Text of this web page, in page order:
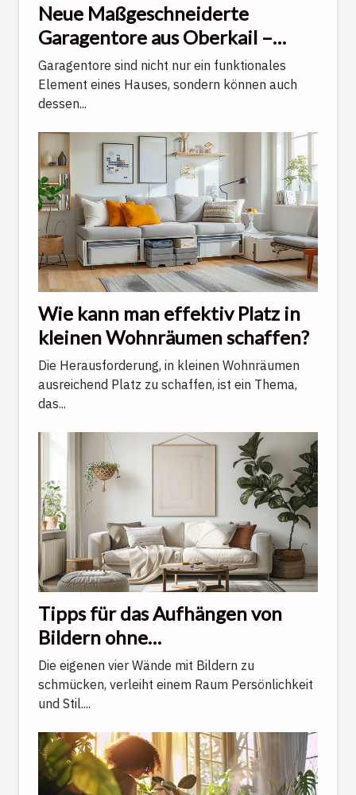
Neue Maßgeschneiderte
Garagentore aus Oberkail –
Innovationen im Überblick
Garagentore sind nicht nur ein funktionales
Element eines Hauses, sondern können auch
dessen...
Wie kann man effektiv Platz in
kleinen Wohnräumen schaffen?
Die Herausforderung, in kleinen Wohnräumen
ausreichend Platz zu schaffen, ist ein Thema,
das...
Tipps für das Aufhängen von
Bildern ohne
Wandbeschädigung
Die eigenen vier Wände mit Bildern zu
schmücken, verleiht einem Raum Persönlichkeit
und Stil....